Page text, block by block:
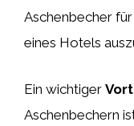
Aschenbecher
eines Hotels
Ein wichtiger
Aschenbechern